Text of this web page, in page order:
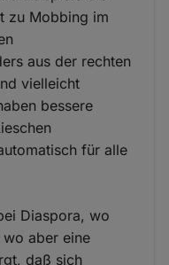
zu Mobbing im
aus der rechten
vielleicht
bessere
für alle
Diaspora, wo
aber eine
daß sich